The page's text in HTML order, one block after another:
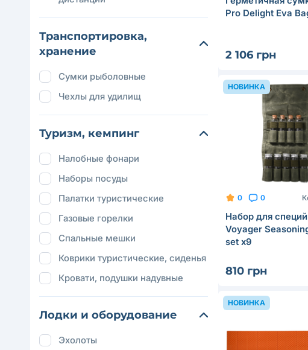
Транспортировка,
хранение
Сумки рыболовные
Чехлы для удилищ
Туризм, кемпинг
Налобные фонари
Наборы посуды
Палатки туристические
Газовые горелки
Спальные мешки
Коврики туристические, сиденья
Кровати, подушки надувные
Лодки и оборудование
Эхолоты
Pro Delight Eva
2 106 грн
НОВИНКА
0 0
Набор для
Voyager
set x9
810 грн
НОВИНКА